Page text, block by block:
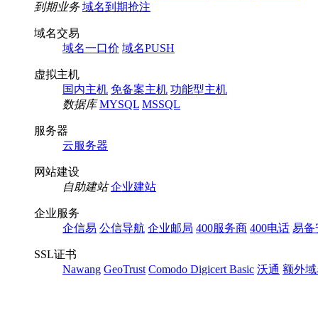
到期业务 域名到期抢注
域名交易
域名一口价 域名PUSH
虚拟主机
国内主机 免备案主机 功能型主机
数据库 MYSQL MSSQL
服务器
云服务器
网站建设
自助建站 企业建站
企业服务
企信易 公信导航 企业邮局 400服务商 400电话 易备
SSL证书
Nawang GeoTrust Comodo Digicert Basic 沃通 额外